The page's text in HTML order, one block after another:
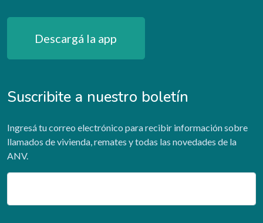
Descargá la app
Suscribite a nuestro boletín
Ingresá tu correo electrónico para recibir información sobre
llamados de vivienda, remates y todas las novedades de la
ANV.
Email